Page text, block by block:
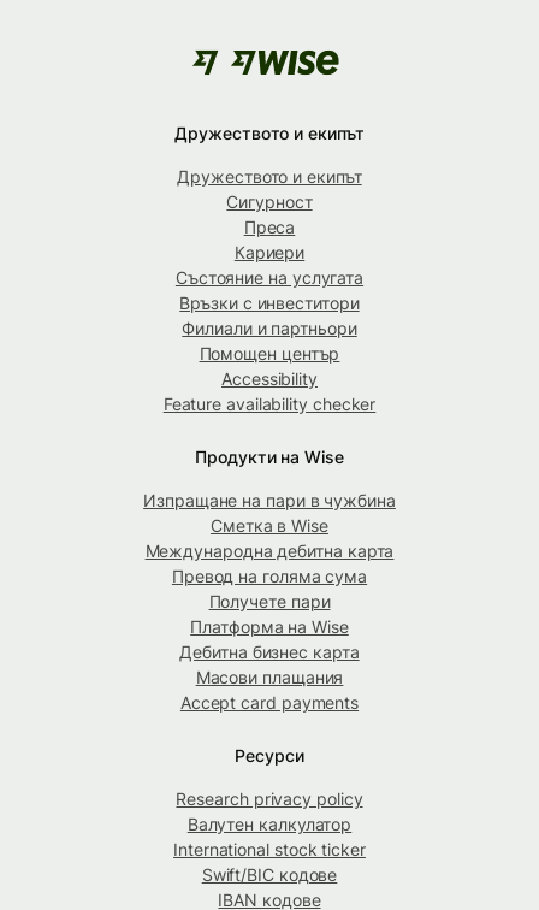
Дружеството и екипът
Дружеството и екипът
Сигурност
Преса
Кариери
Състояние на услугата
Връзки с инвеститори
Филиали и партньори
Помощен център
Accessibility
Feature availability checker
Продукти на Wise
Изпращане на пари в чужбина
Сметка в Wise
Международна дебитна карта
Превод на голяма сума
Получете пари
Платформа на Wise
Дебитна бизнес карта
Масови плащания
Accept card payments
Ресурси
Research privacy policy
Валутен калкулатор
International stock ticker
Swift/BIC кодове
IBAN кодове